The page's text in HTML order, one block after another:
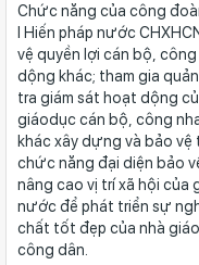
Chức năng của công
I Hiến pháp nước
vệ quyền lợi cán bộ,
dộng khác; tham gia
tra giám sát hoạt dộng
giáodục cán bộ, công
khác xây dựng và bảo
chức năng đại diện bảo
nâng cao vị trí xã hội của
nước để phát triển sự
chất tốt đẹp của nhà
công dân.